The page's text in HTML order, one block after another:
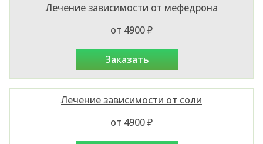
Лечение зависимости от мефедрона
от 4900 ₽
заказать
Лечение зависимости от соли
от 4900 ₽